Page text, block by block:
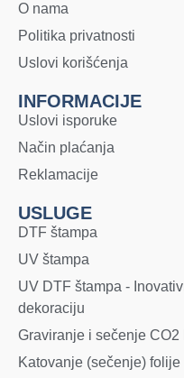
O nama
Politika privatnosti
Uslovi korišćenja
INFORMACIJE
Uslovi isporuke
Način plaćanja
Reklamacije
USLUGE
DTF štampa
UV štampa
UV DTF štampa -
dekoraciju
Graviranje i sečenje CO2
Katovanje (sečenje) folije